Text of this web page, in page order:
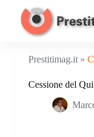
Prestitimag.it »
Cessione del